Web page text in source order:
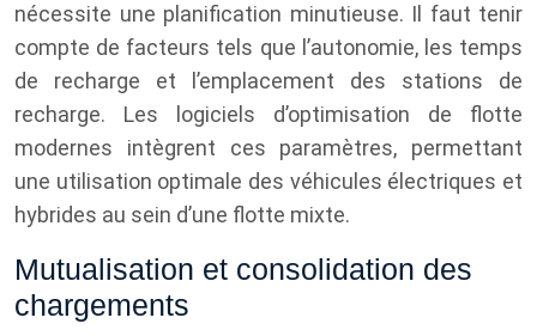
nécessite une planification minutieuse. Il faut tenir
compte de facteurs tels que l’autonomie, les temps
de recharge et l’emplacement des stations de
recharge. Les logiciels d’optimisation de flotte
modernes intègrent ces paramètres, permettant
une utilisation optimale des véhicules électriques et
hybrides au sein d’une flotte mixte.
Mutualisation et consolidation des
chargements